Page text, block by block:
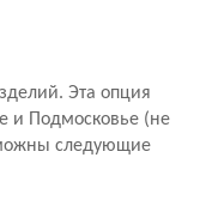
Эта опция
и Подмосковье (не
следующие